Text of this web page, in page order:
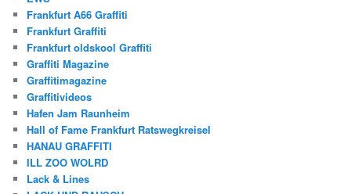
Frankfurt A66 Graffiti
Frankfurt Graffiti
Frankfurt oldskool Graffiti
Graffiti Magazine
Graffitimagazine
Graffitivideos
Hafen Jam Raunheim
Hall of Fame Frankfurt Ratswegkreisel
HANAU GRAFFITI
ILL ZOO WOLRD
Lack & Lines